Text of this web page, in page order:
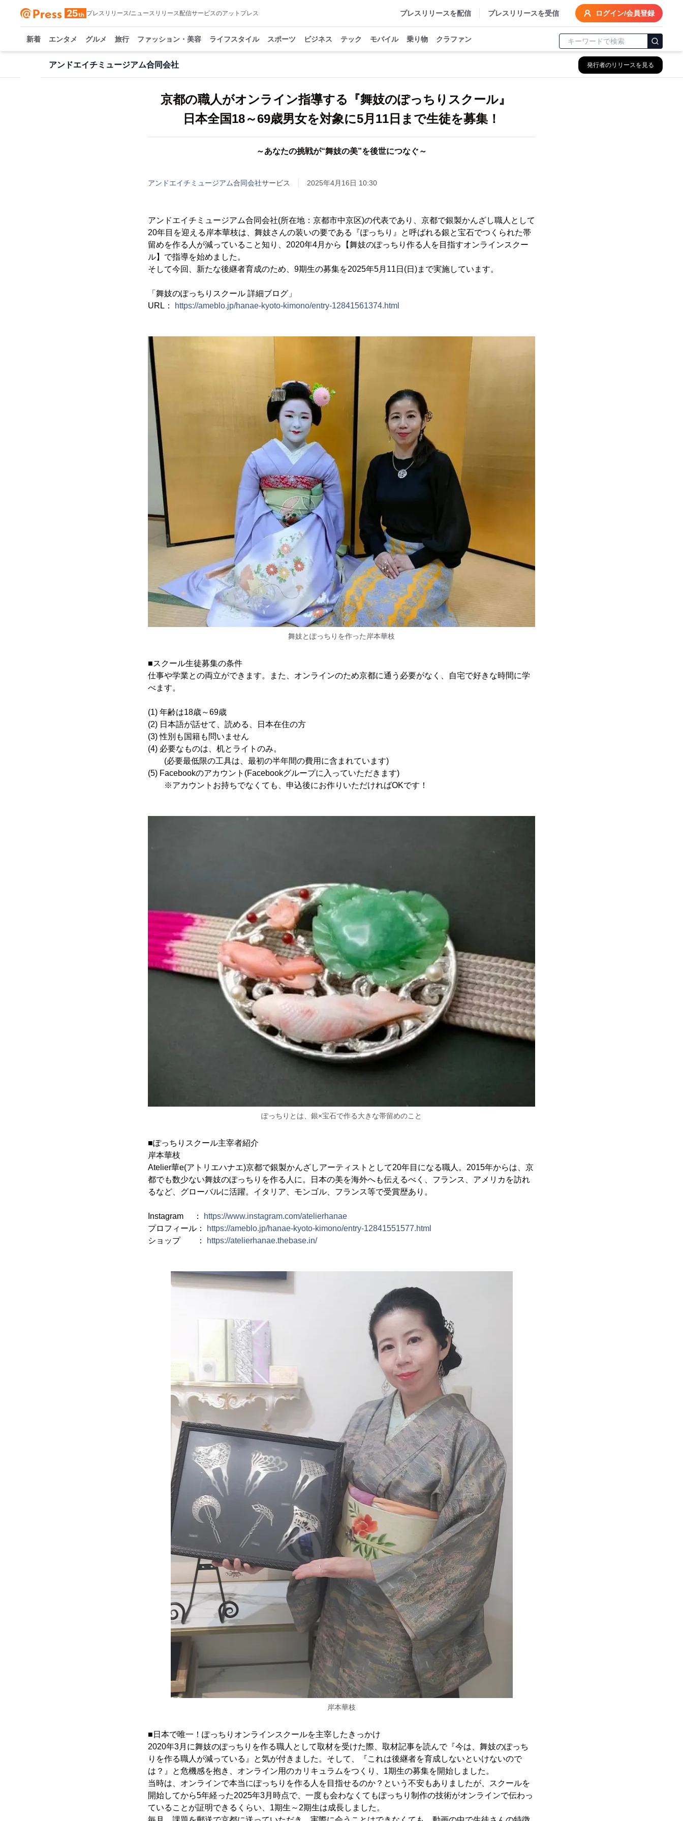
プレスリリース/ニュースリリース配信サービスのアットプレス プレスリリースを配信 プレスリリースを受信 ログイン/会員登録
新着 エンタメ グルメ 旅行 ファッション・美容 ライフスタイル スポーツ ビジネス テック モバイル 乗り物 クラファン
アンドエイチミュージアム合同会社 発行者のリリースを見る
京都の職人がオンライン指導する『舞妓のぽっちりスクール』
日本全国18～69歳男女を対象に5月11日まで生徒を募集！
～あなたの挑戦が“舞妓の美”を後世につなぐ～
アンドエイチミュージアム合同会社サービス 2025年4月16日 10:30
アンドエイチミュージアム合同会社(所在地：京都市中京区)の代表であり、京都で銀製かんざし職人として
20年目を迎える岸本華枝は、舞妓さんの装いの要である『ぽっちり』と呼ばれる銀と宝石でつくられた帯
留めを作る人が減っていること知り、2020年4月から【舞妓のぽっちり作る人を目指すオンラインスクー
ル】で指導を始めました。
そして今回、新たな後継者育成のため、9期生の募集を2025年5月11日(日)まで実施しています。
「舞妓のぽっちりスクール 詳細ブログ」
URL：
https://ameblo.jp/hanae-kyoto-kimono/entry-12841561374.html
舞妓とぽっちりを作った岸本華枝
■スクール生徒募集の条件
仕事や学業との両立ができます。また、オンラインのため京都に通う必要がなく、自宅で好きな時間に学
べます。
(1) 年齢は18歳～69歳
(2) 日本語が話せて、読める、日本在住の方
(3) 性別も国籍も問いません
(4) 必要なものは、机とライトのみ。
(必要最低限の工具は、最初の半年間の費用に含まれています)
(5) Facebookのアカウント(Facebookグループに入っていただきます)
※アカウントお持ちでなくても、申込後にお作りいただければOKです！
ぽっちりとは、銀×宝石で作る大きな帯留めのこと
■ぽっちりスクール主宰者紹介
岸本華枝
Atelier華e(アトリエハナエ)京都で銀製かんざしアーティストとして20年目になる職人。2015年からは、京
都でも数少ない舞妓のぽっちりを作る人に。日本の美を海外へも伝えるべく、フランス、アメリカを訪れ
るなど、グローバルに活躍。イタリア、モンゴル、フランス等で受賞歴あり。
Instagram ：
https://www.instagram.com/atelierhanae
プロフィール：
https://ameblo.jp/hanae-kyoto-kimono/entry-12841551577.html
ショップ ：
https://atelierhanae.thebase.in/
岸本華枝
■日本で唯一！ぽっちりオンラインスクールを主宰したきっかけ
2020年3月に舞妓のぽっちりを作る職人として取材を受けた際、取材記事を読んで『今は、舞妓のぽっち
りを作る職人が減っている』と気が付きました。そして、『これは後継者を育成しないといけないので
は？』と危機感を抱き、オンライン用のカリキュラムをつくり、1期生の募集を開始しました。
当時は、オンラインで本当にぽっちりを作る人を目指せるのか？という不安もありましたが、スクールを
開始してから5年経った2025年3月時点で、一度も会わなくてもぽっちり制作の技術がオンラインで伝わっ
ていることが証明できるくらい、1期生～2期生は成長しました。